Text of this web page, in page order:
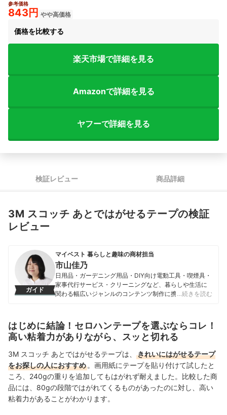
参考価格
843円 やや高価格
価格を比較する
楽天市場で詳細を見る
Amazonで詳細を見る
ヤフーで詳細を見る
検証レビュー 商品詳細
3M スコッチ あとではがせるテープの検証
レビュー
ガイド
マイベスト 暮らしと趣味の商材担当
市山佳乃
日用品・ガーデニング用品・DIY向け電動工具・喫煙具・
家事代行サービス・クリーニングなど、暮らしや生活に
関わる幅広いジャンルのコンテンツ制作に携わる。「一
市山佳乃のプロフィール
…続きを読む
はじめに結論！セロハンテープを選ぶならコレ！
高い粘着力がありながら、スッと切れる
3M スコッチ あとではがせるテープは、
きれいにはがせるテープ
をお探しの人におすすめ 。画用紙にテープを貼り付けて試したと
ころ、240gの重りを追加してもはがれず耐えました。比較した商
品には、80gの段階ではがれてくるものがあったのに対し、高い
粘着力があることがわかります。